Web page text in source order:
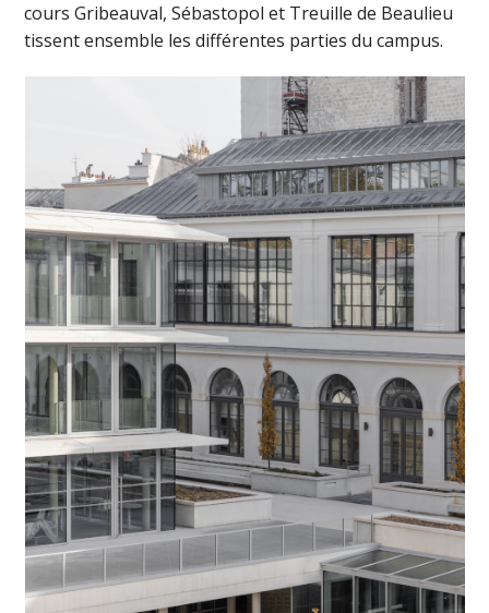
cours Gribeauval, Sébastopol et Treuille de Beaulieu
tissent ensemble les différentes parties du campus.